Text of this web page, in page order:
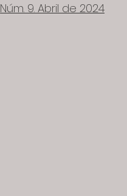
Núm. 9. Abril de 2024